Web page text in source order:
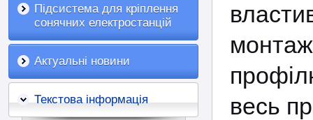
Підсистема для кріплення
сонячних електростанцій
Актуальні новини
Текстова інформація
весь